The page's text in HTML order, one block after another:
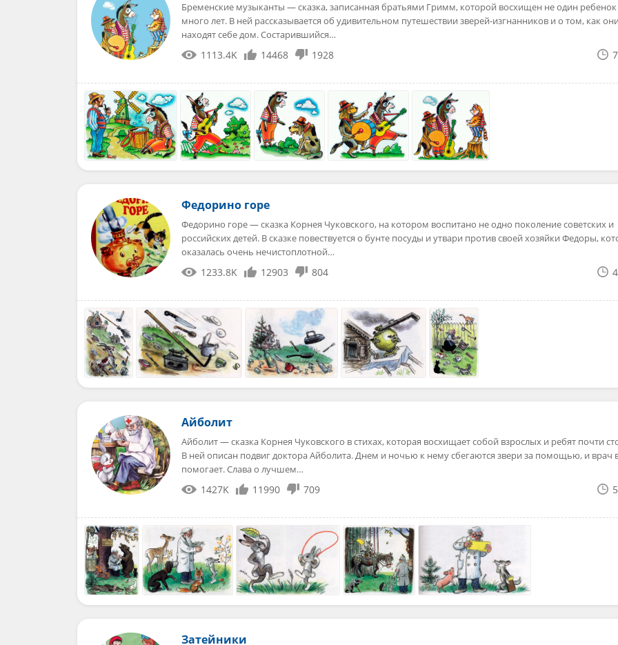
Бременские музыканты — сказка, записанная братьями Гримм, которой восхищен не один
много лет. В ней рассказывается об удивительном путешествии зверей-изгнанников и о том, как они
находят себе дом. Состарившийся…
1113.4K 14468 1928
Федорино горе
Федорино горе — сказка Корнея Чуковского, на котором воспитано не одно поколение советских и
российских детей. В сказке повествуется о бунте посуды и утвари против своей хозяйки Федоры,
оказалась очень нечистоплотной…
1233.8K 12903 804
Айболит
Айболит — сказка Корнея Чуковского в стихах, которая восхищает собой взрослых и ребят почти
В ней описан подвиг доктора Айболита. Днем и ночью к нему сбегаются звери за помощью, и врач
помогает. Слава о лучшем…
1427K 11990 709
Затейники